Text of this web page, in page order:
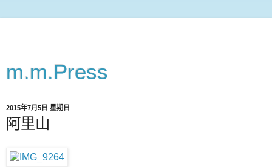
m.m.Press
2015年7月5日 星期日
阿里山